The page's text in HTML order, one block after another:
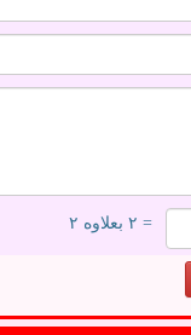
= ۲ بعلاوه ۲